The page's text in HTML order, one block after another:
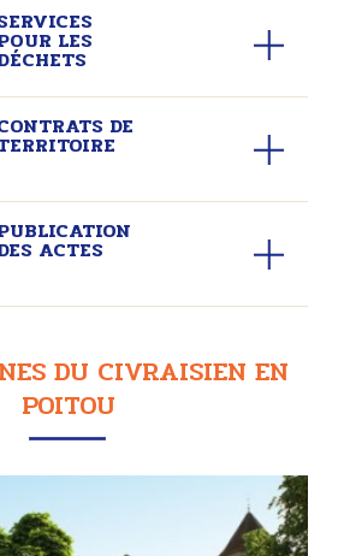
LES
DE
ACTES
DU CIVRAISIEN EN
POITOU